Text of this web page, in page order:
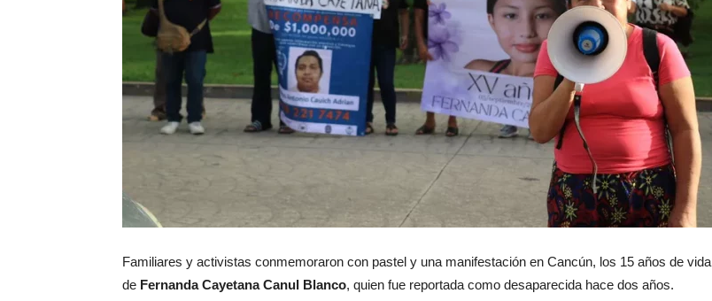
Familiares y activistas conmemoraron con pastel y una manifestación en Cancún, los 15 años de vida
de Fernanda Cayetana Canul Blanco, quien fue reportada como desaparecida hace dos años.